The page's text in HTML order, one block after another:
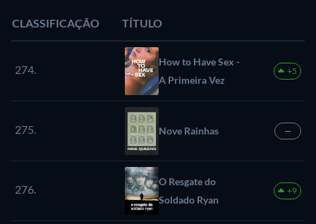
CLASSIFICAÇÃO TÍTULO
274.
How to Have Sex -
A Primeira Vez
+5
275. Nove Rainhas —
276.
O Resgate do
Soldado Ryan
+9